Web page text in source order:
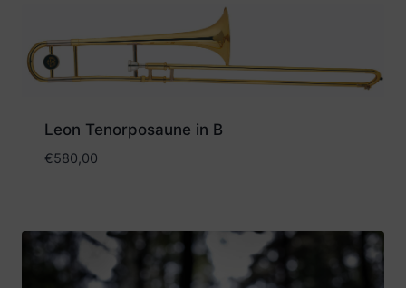
Leon Tenorposaune in B
€580,00